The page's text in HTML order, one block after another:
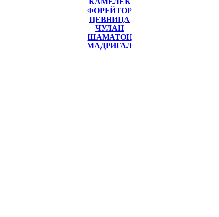
КАМЕЛЁК
ФОРЕЙТОР
ЦЕВНИЦА
ЧУЛАН
ШАМАТОН
МАДРИГАЛ